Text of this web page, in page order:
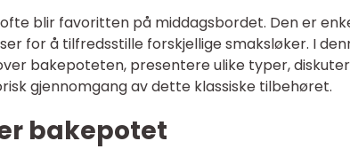
blir favoritten på middagsbordet. Den er
for å tilfredsstille forskjellige smaksløker. I
bakepoteten, presentere ulike typer,
gjennomgang av dette klassiske tilbehøret.
bakepotet